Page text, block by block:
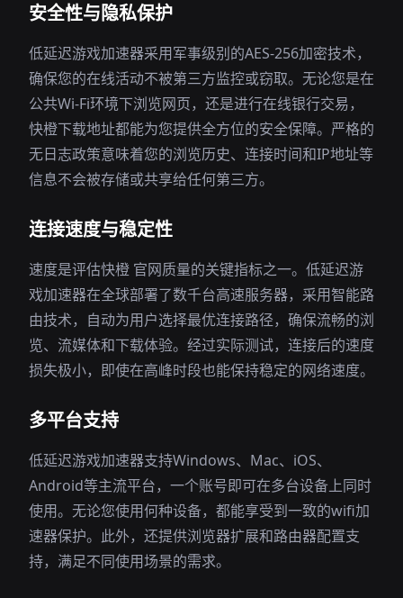
安全性与隐私保护
低延迟游戏加速器采用军事级别的AES-256加密技术，
确保您的在线活动不被第三方监控或窃取。无论您是在
公共Wi-Fi环境下浏览网页，还是进行在线银行交易，
快橙下载地址都能为您提供全方位的安全保障。严格的
无日志政策意味着您的浏览历史、连接时间和IP地址等
信息不会被存储或共享给任何第三方。
连接速度与稳定性
速度是评估快橙 官网质量的关键指标之一。低延迟游
戏加速器在全球部署了数千台高速服务器，采用智能路
由技术，自动为用户选择最优连接路径，确保流畅的浏
览、流媒体和下载体验。经过实际测试，连接后的速度
损失极小，即使在高峰时段也能保持稳定的网络速度。
多平台支持
低延迟游戏加速器支持Windows、Mac、iOS、
Android等主流平台，一个账号即可在多台设备上同时
使用。无论您使用何种设备，都能享受到一致的wifi加
速器保护。此外，还提供浏览器扩展和路由器配置支
持，满足不同使用场景的需求。